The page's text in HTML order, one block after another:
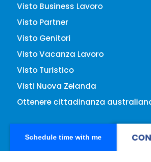
Schedule time with me
Visto Business Lavoro
Visto Partner
Visto Genitori
Visto Vacanza Lavoro
Visto Turistico
Visti Nuova Zelanda
Ottenere cittadinanza